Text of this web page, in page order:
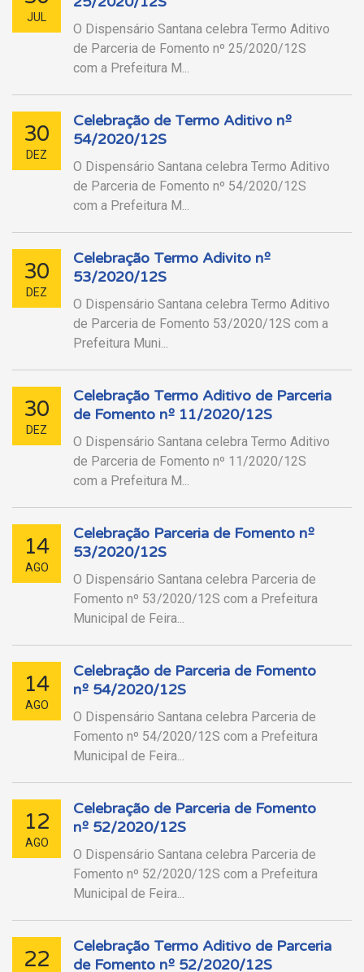
JUL
O Dispensário Santana celebra Termo Aditivo
de Parceria de Fomento nº 25/2020/12S
com a Prefeitura M...
30
DEZ
Celebração de Termo Aditivo nº
54/2020/12S
O Dispensário Santana celebra Termo Aditivo
de Parceria de Fomento nº 54/2020/12S
com a Prefeitura M...
30
DEZ
Celebração Termo Adivito nº
53/2020/12S
O Dispensário Santana celebra Termo Aditivo
de Parceria de Fomento 53/2020/12S com a
Prefeitura Muni...
30
DEZ
Celebração Termo Aditivo de Parceria
de Fomento nº 11/2020/12S
O Dispensário Santana celebra Termo Aditivo
de Parceria de Fomento nº 11/2020/12S
com a Prefeitura M...
14
AGO
Celebração Parceria de Fomento nº
53/2020/12S
O Dispensário Santana celebra Parceria de
Fomento nº 53/2020/12S com a Prefeitura
Municipal de Feira...
14
AGO
Celebração de Parceria de Fomento
nº 54/2020/12S
O Dispensário Santana celebra Parceria de
Fomento nº 54/2020/12S com a Prefeitura
Municipal de Feira...
12
AGO
Celebração de Parceria de Fomento
nº 52/2020/12S
O Dispensário Santana celebra Parceria de
Fomento nº 52/2020/12S com a Prefeitura
Municipal de Feira...
22
Celebração Termo Aditivo de Parceria
de Fomento nº 52/2020/12S